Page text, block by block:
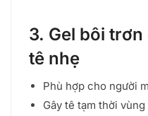
3. Gel bôi
tê nhẹ
Phù hợp cho người
Gây tê tạm thời